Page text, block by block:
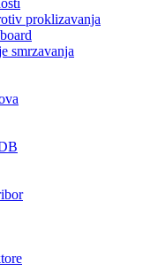
proklizavanja
smrzavanja